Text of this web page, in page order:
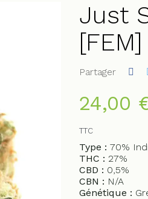
Just
[FEM]
Partager
24,00
TTC
Type : 70%
THC : 27%
CBD : 0,5%
CBN : N/A
Génétique :